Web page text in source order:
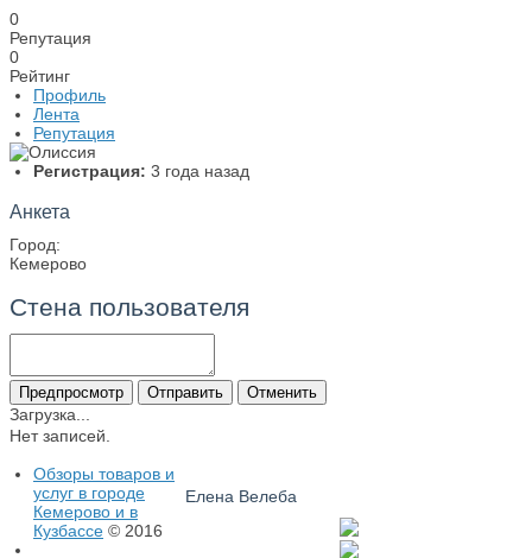
0
Репутация
0
Рейтинг
Профиль
Лента
Репутация
Регистрация: 3 года назад
Анкета
Город:
Кемерово
Стена пользователя
Загрузка...
Нет записей.
Елена Велеба
Обзоры товаров и
услуг в городе
Кемерово и в
Кузбассе © 2016